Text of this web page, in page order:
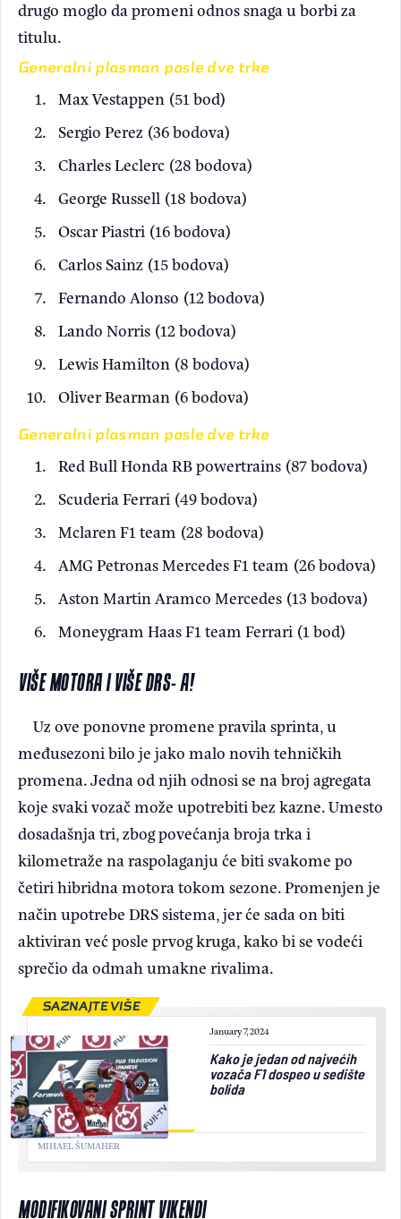
drugo moglo da promeni odnos snaga u borbi za
titulu.
Generalni plasman posle dve trke
Max Vestappen (51 bod)
Sergio Perez (36 bodova)
Charles Leclerc (28 bodova)
George Russell (18 bodova)
Oscar Piastri (16 bodova)
Carlos Sainz (15 bodova)
Fernando Alonso (12 bodova)
Lando Norris (12 bodova)
Lewis Hamilton (8 bodova)
Oliver Bearman (6 bodova)
Generalni plasman posle dve trke
Red Bull Honda RB powertrains (87 bodova)
Scuderia Ferrari (49 bodova)
Mclaren F1 team (28 bodova)
AMG Petronas Mercedes F1 team (26 bodova)
Aston Martin Aramco Mercedes (13 bodova)
Moneygram Haas F1 team Ferrari (1 bod)
VIŠE MOTORA I VIŠE DRS- A!
Uz ove ponovne promene pravila sprinta, u
međusezoni bilo je jako malo novih tehničkih
promena. Jedna od njih odnosi se na broj agregata
koje svaki vozač može upotrebiti bez kazne. Umesto
dosadašnja tri, zbog povećanja broja trka i
kilometraže na raspolaganju će biti svakome po
četiri hibridna motora tokom sezone. Promenjen je
način upotrebe DRS sistema, jer će sada on biti
aktiviran već posle prvog kruga, kako bi se vodeći
sprečio da odmah umakne rivalima.
January 7, 2024
Kako je jedan od najvećih
vozača F1 dospeo u sedište
bolida
MIHAEL ŠUMAHER
SAZNAJTE VIŠE
MODIFIKOVANI SPRINT VIKENDI